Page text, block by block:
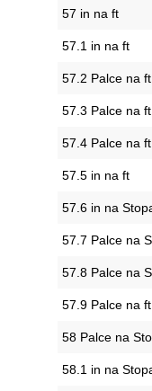
57 in na ft
57.1 in na ft
57.2 Palce na ft
57.3 Palce na ft
57.4 Palce na ft
57.5 in na ft
57.6 in na
57.7 Palce na
57.8 Palce na
57.9 Palce na ft
58 Palce na
58.1 in na